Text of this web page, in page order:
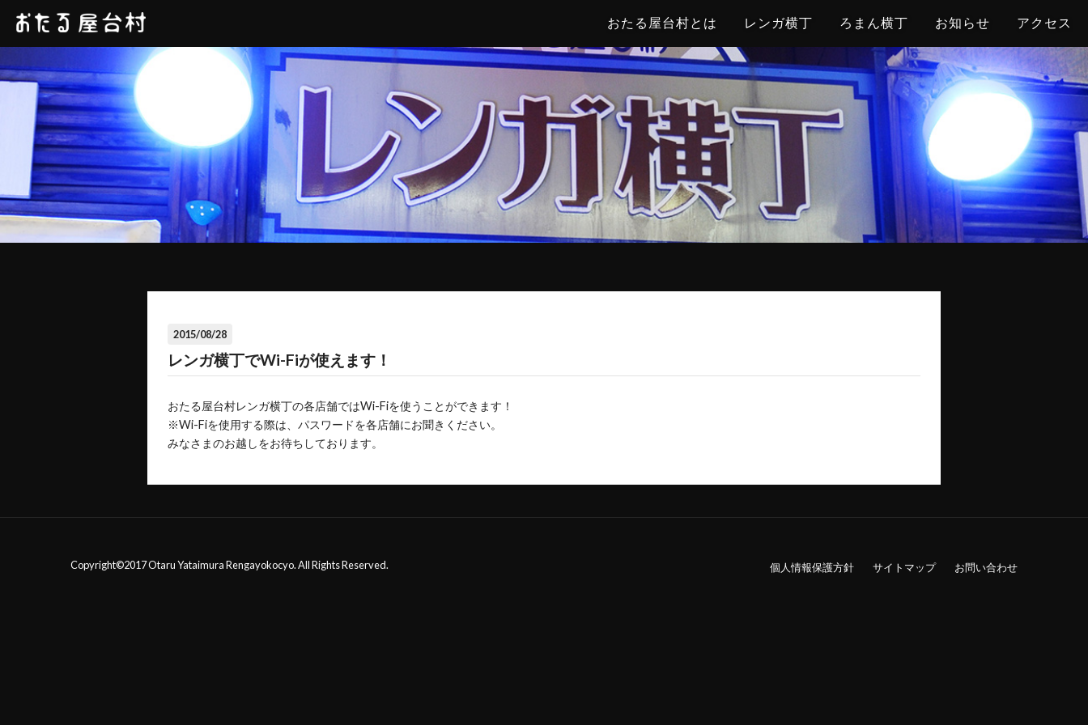
おたる屋台村とは レンガ横丁 ろまん横丁 お知らせ アクセス
2015/08/28
レンガ横丁でWi-Fiが使えます！
おたる屋台村レンガ横丁の各店舗ではWi-Fiを使うことができます！
※Wi-Fiを使用する際は、パスワードを各店舗にお聞きください。
みなさまのお越しをお待ちしております。
個人情報保護方針 サイトマップ お問い合わせ
Copyright©2017 Otaru Yataimura Rengayokocyo. All Rights Reserved.